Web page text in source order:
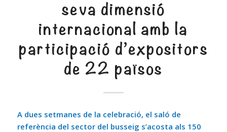
seva dimensió
internacional amb la
participació d’expositors
de 22 països
A dues setmanes de la celebració, el saló de
referència del sector del busseig s’acosta als 150